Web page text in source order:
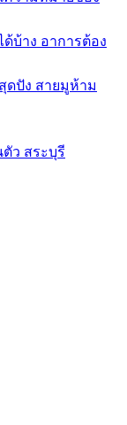
บ้าง อาการต้อง
ดปัง สายมูห้าม
ว สระบุรี